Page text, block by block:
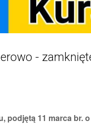
-
podjętą 11 marca br.